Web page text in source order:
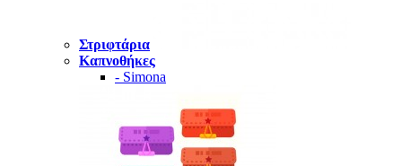
Στριφτάρια
Καπνοθήκες
- Simona